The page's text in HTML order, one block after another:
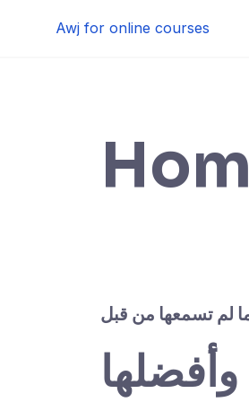
Awj for online courses
لم تسمعها من قبل